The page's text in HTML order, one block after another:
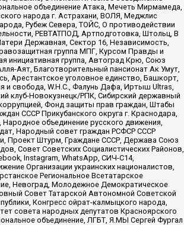
объединение Атака, Мечеть Мирмамеда,
народа г. Астрахани, ВОЛЯ, Меджлис
Рубеж Севера, ТОЙС, О противодействии
РЕВТАТПОД, Артподготовка, Штольц, В
Державная, Сектор 16, Независимость,
группа МПГ, Курсом Правды и
инициативная группа, Автоград Крю, Союз
Аят, Благотворительный пансионат Ак Умут,
Арестантское уголовное единство, Башкорт,
и свобода, W.H.С., Фалунь Дафа, Иртыш Ultras,
клуб-Новокузнецк/РПК, Сибирский державный
Фонд защиты прав граждан, Штабы
СССР Прикубанского округа г. Краснодара,
объединение русского движения,
Народный совет граждан РСФСР СССР
Проект Штурм, Граждане СССР, Держава Союз
Совет Советских Социалистических Районов,
Instagram, WhatsApp, СИЧ-С14,
Организации украинских националистов,
Региональное Всетатарское
Невоград, Молодежное Демократическое
Совет Татарской Автономной Советской
Конгресс ойрат-калмыцкого народа,
совета народных депутатов Красноярского
объединение, ЛГБТ, Я.МЫ Сергей Фургал